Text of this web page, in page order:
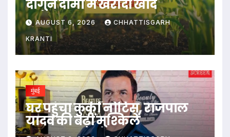
दोगुने दामों में खरीदी खाद
AUGUST 6, 2026 CHHATTISGARH
KRANTI
मुंबई
घर पहुंचा कुर्की नोटिस, राजपाल
यादव की बढ़ीं मुश्किलें